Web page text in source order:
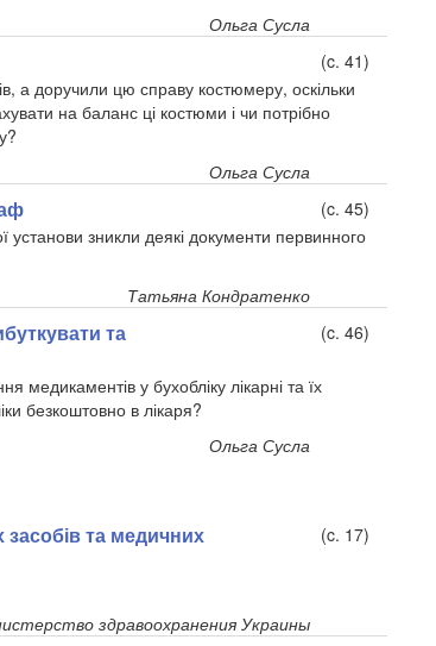
Ольга Сусла
(c. 41)
а доручили цю справу костюмеру, оскільки
на баланс ці костюми і чи потрібно
Ольга Сусла
(c. 45)
установи зникли деякі документи первинного
Татьяна Кондратенко
та
(c. 46)
медикаментів у бухобліку лікарні та їх
безкоштовно в лікаря?
Ольга Сусла
засобів та медичних
(c. 17)
здравоохранения Украины